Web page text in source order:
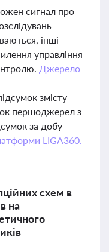
сигнал про
інші
управління
Джерело
змісту
першоджерел з
за добу
LIGA360.
схем в
на